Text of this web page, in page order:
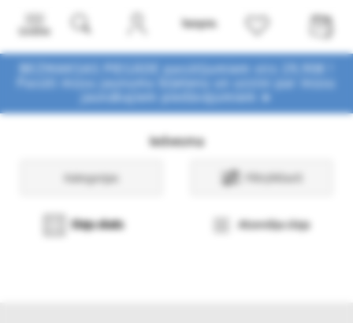
BEZMAKSAS PIEGĀDE pasūtījumiem virs 29,90€ !
Pasūti mūsu jaunumu biļetenu un uzzini par mūsu
Iedvesma
Kategorijas Filtri/Atlasīt
Sleju skats Atsevišķa sleja